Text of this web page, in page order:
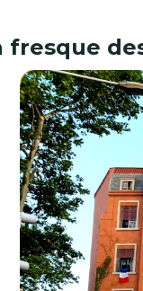
fresque